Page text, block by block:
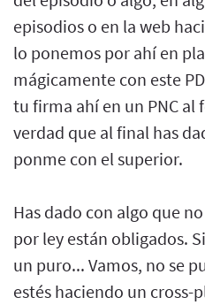
episodios o en la web
lo ponemos por ahí en
mágicamente con este
tu firma ahí en un PNC
verdad que al final has
ponme con el superior.
Has dado con algo que
por ley están obligados.
un puro... Vamos, no se
estés haciendo un cross-